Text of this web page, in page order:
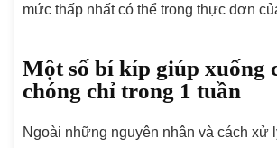
mức thấp nhất có thể trong thực đơn
Một số bí kíp giúp xuống
chóng chỉ trong 1 tuần
Ngoài những nguyên nhân và cách xử